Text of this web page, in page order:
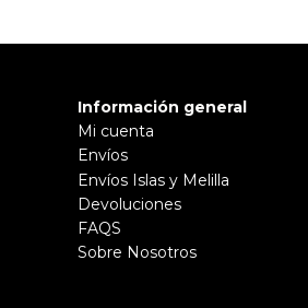
Información general
Mi cuenta
Envíos
Envíos Islas y Melilla
Devoluciones
FAQS
Sobre Nosotros